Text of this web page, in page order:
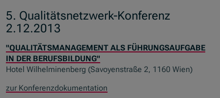
5. Qualitätsnetzwerk-Konferenz
2.12.2013
"QUALITÄTSMANAGEMENT ALS FÜHRUNGSAUFGABE
IN DER BERUFSBILDUNG"
Hotel Wilhelminenberg (Savoyenstraße 2, 1160 Wien)
zur Konferenzdokumentation